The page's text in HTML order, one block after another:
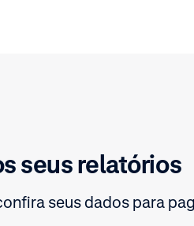
seus relatórios
seus dados para